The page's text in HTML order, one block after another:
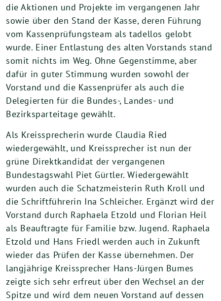
die Aktionen und Projekte im vergangenen Jahr
sowie über den Stand der Kasse, deren Führung
vom Kassenprüfungsteam als tadellos gelobt
wurde. Einer Entlastung des alten Vorstands stand
somit nichts im Weg. Ohne Gegenstimme, aber
dafür in guter Stimmung wurden sowohl der
Vorstand und die Kassenprüfer als auch die
Delegierten für die Bundes-, Landes- und
Bezirksparteitage gewählt.
Als Kreissprecherin wurde Claudia Ried
wiedergewählt, und Kreissprecher ist nun der
grüne Direktkandidat der vergangenen
Bundestagswahl Piet Gürtler. Wiedergewählt
wurden auch die Schatzmeisterin Ruth Kroll und
die Schriftführerin Ina Schleicher. Ergänzt wird der
Vorstand durch Raphaela Etzold und Florian Heil
als Beauftragte für Familie bzw. Jugend. Raphaela
Etzold und Hans Friedl werden auch in Zukunft
wieder das Prüfen der Kasse übernehmen. Der
langjährige Kreissprecher Hans-Jürgen Bumes
zeigte sich sehr erfreut über den Wechsel an der
Spitze und wird dem neuen Vorstand auf dessen